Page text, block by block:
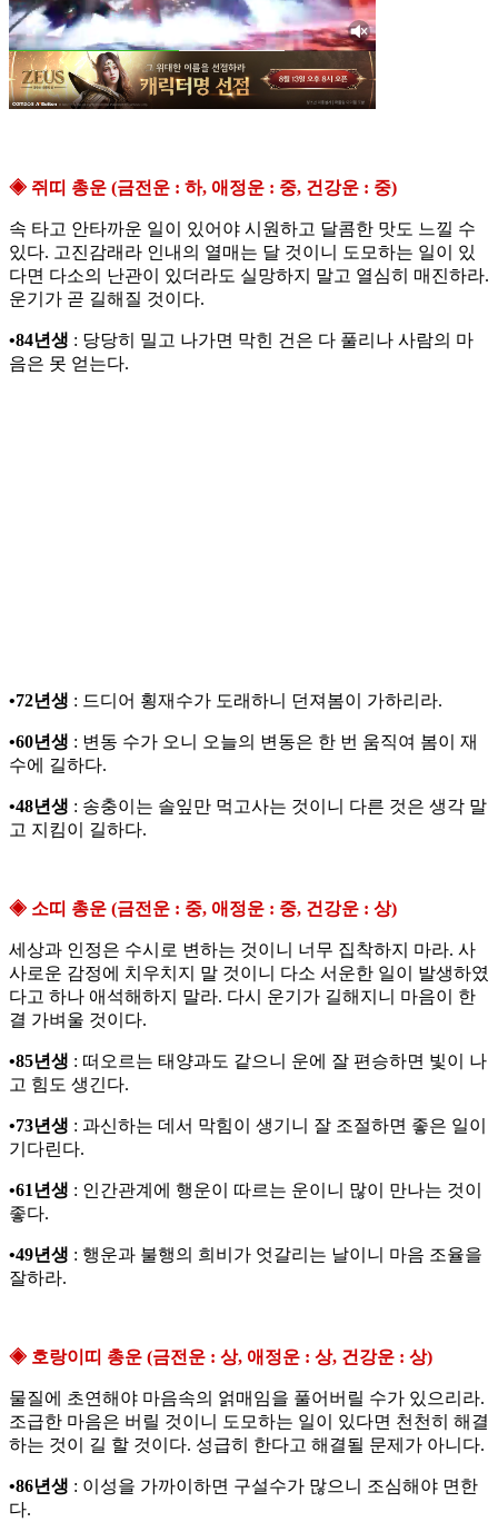
◈ 쥐띠 총운 (금전운 : 하, 애정운 : 중, 건강운 : 중)
속 타고 안타까운 일이 있어야 시원하고 달콤한 맛도 느낄 수
있다. 고진감래라 인내의 열매는 달 것이니 도모하는 일이 있
다면 다소의 난관이 있더라도 실망하지 말고 열심히 매진하라.
운기가 곧 길해질 것이다.
•84년생 : 당당히 밀고 나가면 막힌 건은 다 풀리나 사람의 마
음은 못 얻는다.
•72년생 : 드디어 횡재수가 도래하니 던져봄이 가하리라.
•60년생 : 변동 수가 오니 오늘의 변동은 한 번 움직여 봄이 재
수에 길하다.
•48년생 : 송충이는 솔잎만 먹고사는 것이니 다른 것은 생각 말
고 지킴이 길하다.
◈ 소띠 총운 (금전운 : 중, 애정운 : 중, 건강운 : 상)
세상과 인정은 수시로 변하는 것이니 너무 집착하지 마라. 사
사로운 감정에 치우치지 말 것이니 다소 서운한 일이 발생하였
다고 하나 애석해하지 말라. 다시 운기가 길해지니 마음이 한
결 가벼울 것이다.
•85년생 : 떠오르는 태양과도 같으니 운에 잘 편승하면 빛이 나
고 힘도 생긴다.
•73년생 : 과신하는 데서 막힘이 생기니 잘 조절하면 좋은 일이
기다린다.
•61년생 : 인간관계에 행운이 따르는 운이니 많이 만나는 것이
좋다.
•49년생 : 행운과 불행의 희비가 엇갈리는 날이니 마음 조율을
잘하라.
◈ 호랑이띠 총운 (금전운 : 상, 애정운 : 상, 건강운 : 상)
물질에 초연해야 마음속의 얽매임을 풀어버릴 수가 있으리라.
조급한 마음은 버릴 것이니 도모하는 일이 있다면 천천히 해결
하는 것이 길 할 것이다. 성급히 한다고 해결될 문제가 아니다.
•86년생 : 이성을 가까이하면 구설수가 많으니 조심해야 면한
다.